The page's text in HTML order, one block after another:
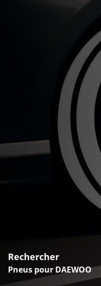
Rechercher
Pneus pour DAEWOO